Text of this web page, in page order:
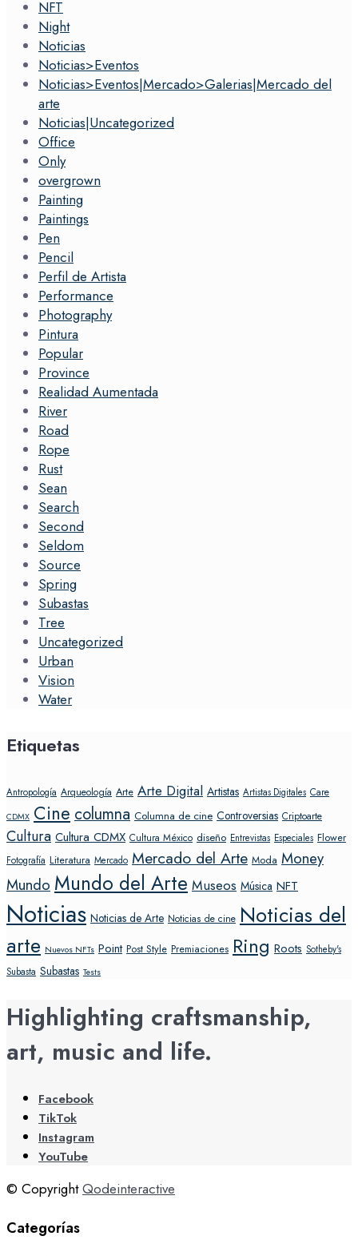
NFT
Night
Noticias
Noticias>Eventos
Noticias>Eventos|Mercado>Galerias|Mercado del
arte
Noticias|Uncategorized
Office
Only
overgrown
Painting
Paintings
Pen
Pencil
Perfil de Artista
Performance
Photography
Pintura
Popular
Province
Realidad Aumentada
River
Road
Rope
Rust
Sean
Search
Second
Seldom
Source
Spring
Subastas
Tree
Uncategorized
Urban
Vision
Water
Etiquetas
Antropología Arqueología Arte Arte Digital Artistas Artistas Digitales Care
CDMX Cine columna Columna de cine Controversias Criptoarte
Cultura Cultura CDMX Cultura México diseño Entrevistas Especiales Flower
Fotografía Literatura Mercado Mercado del Arte Moda Money
Mundo Mundo del Arte Museos Música NFT
Noticias Noticias de Arte Noticias de cine Noticias del
arte Nuevos NFTs Point Post Style Premiaciones Ring Roots Sotheby's
Subasta Subastas Tests
Highlighting craftsmanship,
art, music and life.
Facebook
TikTok
Instagram
YouTube
© CopyrightQodeinteractive
Categorías